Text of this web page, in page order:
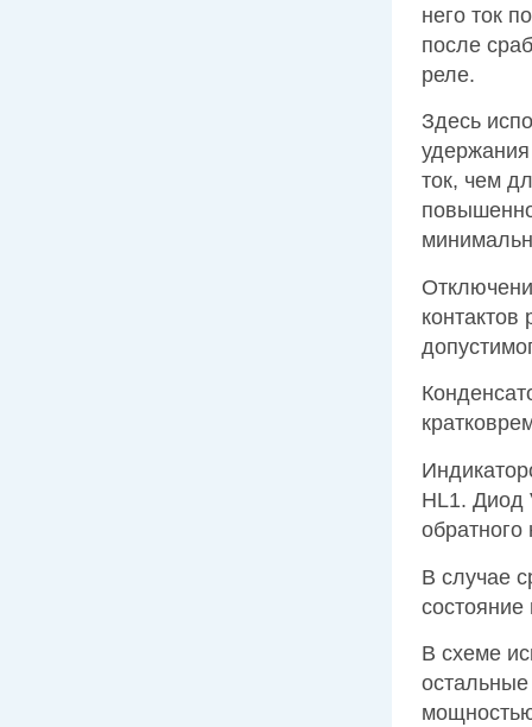
него ток
после
реле.
Здесь
ток, чем
HL1. Диод
В случае
В схеме